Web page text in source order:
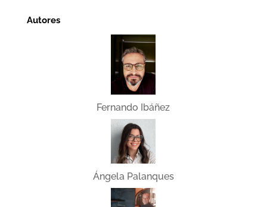
Autores
Fernando Ibáñez
Ángela Palanques